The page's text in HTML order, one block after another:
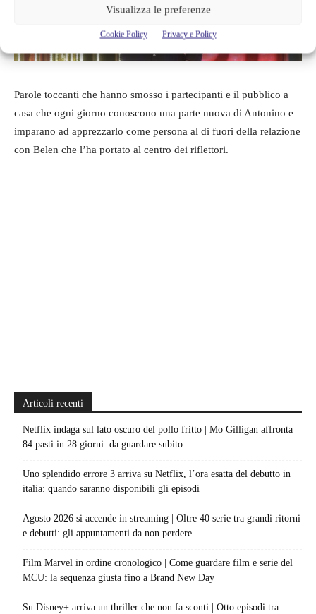
Visualizza le preferenze
Cookie Policy Privacy e Policy
Parole toccanti che hanno smosso i partecipanti e il pubblico a
casa che ogni giorno conoscono una parte nuova di Antonino e
imparano ad apprezzarlo come persona al di fuori della relazione
con Belen che l’ha portato al centro dei riflettori.
Articoli recenti
Netflix indaga sul lato oscuro del pollo fritto | Mo Gilligan affronta
84 pasti in 28 giorni: da guardare subito
Uno splendido errore 3 arriva su Netflix, l’ora esatta del debutto in
italia: quando saranno disponibili gli episodi
Agosto 2026 si accende in streaming | Oltre 40 serie tra grandi ritorni
e debutti: gli appuntamenti da non perdere
Film Marvel in ordine cronologico | Come guardare film e serie del
MCU: la sequenza giusta fino a Brand New Day
Su Disney+ arriva un thriller che non fa sconti | Otto episodi tra